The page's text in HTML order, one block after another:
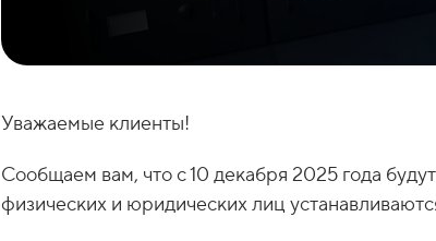
Уважаемые клиенты!
Сообщаем вам, что с 10 декабря 2025 года
физических и юридических лиц